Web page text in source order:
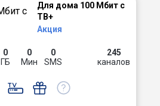
Для дома 100 Мбит с
ТВ+
Акция
0
ГБ
0
Мин
0
SMS
245
каналов